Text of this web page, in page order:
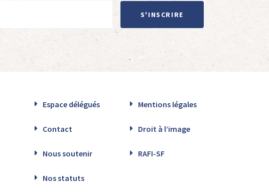
S'INSCRIRE
Espace délégués Mentions légales
Contact Droit à l’image
Nous soutenir RAFI-SF
Nos statuts